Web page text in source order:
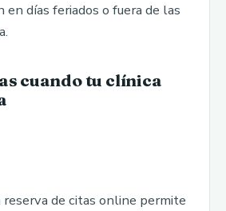
en días feriados o fuera de las
cuando tu clínica
de citas online permite